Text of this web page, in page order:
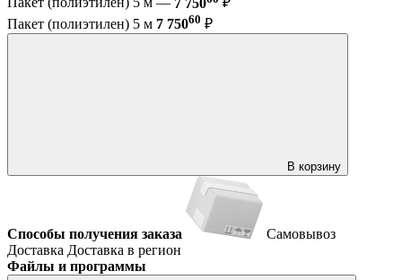
Пакет (полиэтилен) 5 м 7 75060 ₽
В корзину
Способы получения заказа
Самовывоз
Доставка Доставка в регион
Файлы и программы